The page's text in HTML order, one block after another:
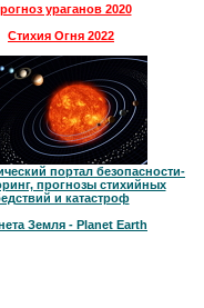
ураганов 2020
Стихия Огня 2022
портал безопасности-
прогнозы стихийных
и катастроф
Земля - Planet Earth